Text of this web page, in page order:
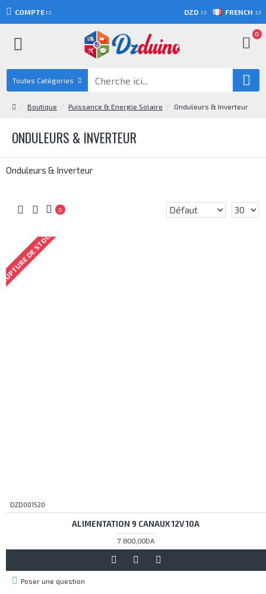
COMPTE DZD FRENCH
0
Toutes Catégories
Boutique Puissance & Energie Solaire Onduleurs & Inverteur
ONDULEURS & INVERTEUR
Onduleurs & Inverteur
0
DE STOCK
DZD001520
ALIMENTATION 9 CANAUX 12V 10A
7 800,00DA
Poser une question